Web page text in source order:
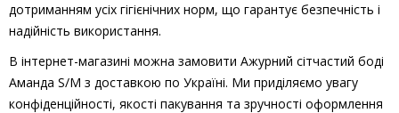
дотриманням усіх гігієнічних норм, що гарантує безпечність і
надійність використання.
В інтернет-магазині можна замовити Ажурний сітчастий боді
Аманда S/M з доставкою по Україні. Ми приділяємо увагу
конфіденційності, якості пакування та зручності оформлення